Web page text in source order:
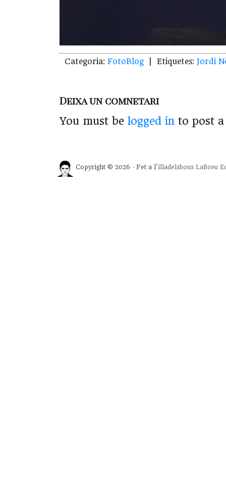
Categoria: FotoBlog | Etiquetes: Jordi
Deixa un comnetari
You must be logged in to post
Copyright © 2026 · Fet a l'illadelsbous LaBreu